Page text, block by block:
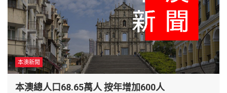
本澳新聞
本澳總人口68.65萬人 按年增加600人